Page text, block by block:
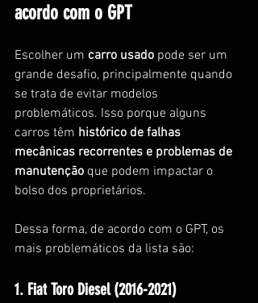
acordo com o GPT
Escolher um carro usado pode ser um
grande desafio, principalmente quando
se trata de evitar modelos
problemáticos. Isso porque alguns
carros têm histórico de falhas
mecânicas recorrentes e problemas de
manutenção que podem impactar o
bolso dos proprietários.
Dessa forma, de acordo com o GPT, os
mais problemáticos da lista são:
1. Fiat Toro Diesel (2016-2021)